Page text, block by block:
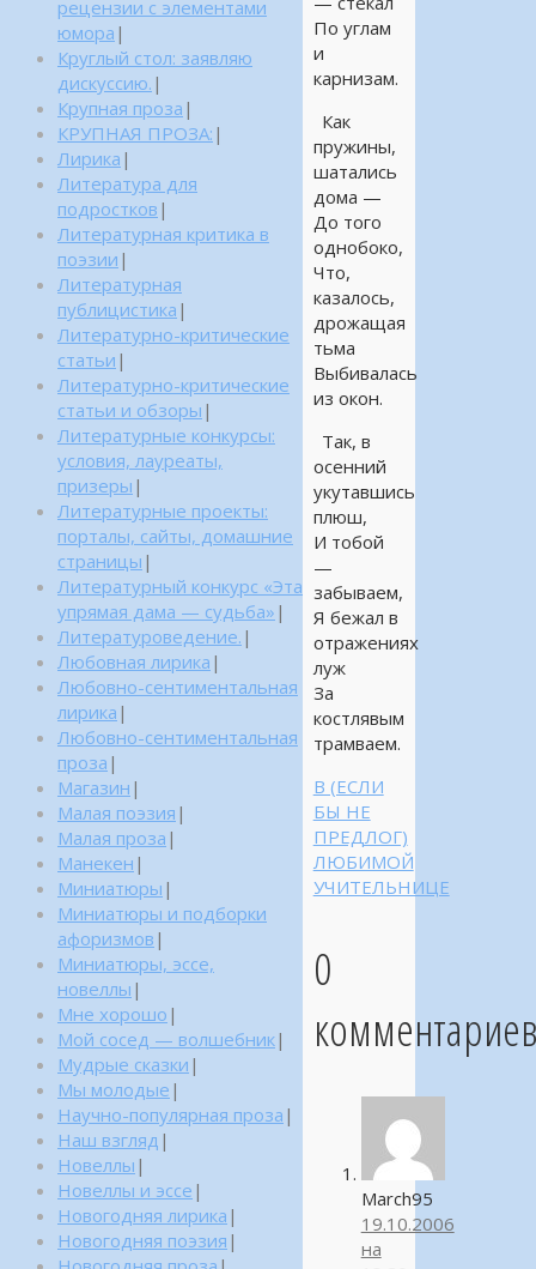
По углам
и
карнизам.
Как
пружины,
шатались
дома —
До того
однобоко,
Что,
казалось,
дрожащая
тьма
Выбивалась
из окон.
Так, в
осенний
укутавшись
плюш,
И тобой
—
забываем,
Я бежал в
отражениях
луж
За
костлявым
трамваем.
В (ЕСЛИ
БЫ НЕ
ПРЕДЛОГ)
ЛЮБИМОЙ
УЧИТЕЛЬНИЦЕ
0
March95
19.10.2006
на
рецензии с элементами
юмора |
Круглый стол: заявляю
дискуссию. |
Крупная проза |
КРУПНАЯ ПРОЗА: |
Лирика |
Литература для
подростков |
Литературная критика в
поэзии |
Литературная
публицистика |
Литературно-критические
статьи |
Литературно-критические
статьи и обзоры |
Литературные конкурсы:
условия, лауреаты,
призеры |
Литературные проекты:
порталы, сайты, домашние
страницы |
Литературный конкурс «Эта
упрямая дама — судьба» |
Литературоведение. |
Любовная лирика |
Любовно-сентиментальная
лирика |
Любовно-сентиментальная
проза |
Магазин |
Малая поэзия |
Малая проза |
Манекен |
Миниатюры |
Миниатюры и подборки
афоризмов |
Миниатюры, эссе,
новеллы |
Мне хорошо |
Мой сосед — волшебник|
Мудрые сказки |
Мы молодые |
Научно-популярная проза |
Наш взгляд |
Новеллы |
Новеллы и эссе |
Новогодняя лирика |
Новогодняя поэзия |